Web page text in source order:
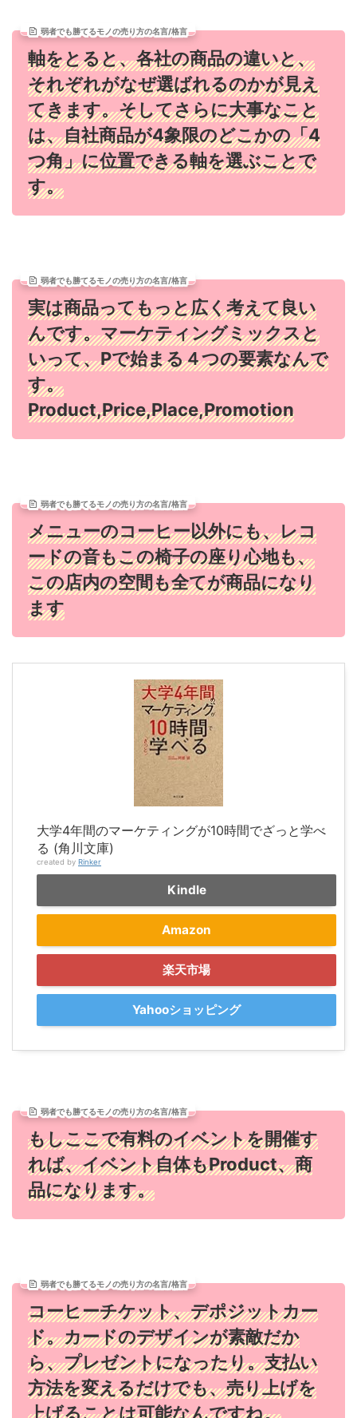
弱者でも勝てるモノの売り方の名言/格言
軸をとると、各社の商品の違いと、
それぞれがなぜ選ばれるのかが見え
てきます。そしてさらに大事なこと
は、自社商品が4象限のどこかの「4
つ角」に位置できる軸を選ぶことで
す。
弱者でも勝てるモノの売り方の名言/格言
実は商品ってもっと広く考えて良い
んです。マーケティングミックスと
いって、Pで始まる４つの要素なんで
す。
Product,Price,Place,Promotion
弱者でも勝てるモノの売り方の名言/格言
メニューのコーヒー以外にも、レコ
ードの音もこの椅子の座り心地も、
この店内の空間も全てが商品になり
ます
大学4年間のマーケティングが10時間でざっと学べ
る (角川文庫)
created by Rinker
Kindle
Amazon
楽天市場
Yahooショッピング
弱者でも勝てるモノの売り方の名言/格言
もしここで有料のイベントを開催す
れば、イベント自体もProduct、商
品になります。
弱者でも勝てるモノの売り方の名言/格言
コーヒーチケット、デポジットカー
ド。カードのデザインが素敵だか
ら、プレゼントになったり。支払い
方法を変えるだけでも、売り上げを
上げることは可能なんですね。